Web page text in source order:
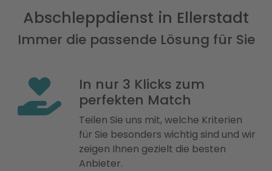
Abschleppdienst in Ellerstadt
Immer die passende Lösung für Sie
In nur 3 Klicks zum
perfekten Match
Teilen Sie uns mit, welche Kriterien
für Sie besonders wichtig sind und wir
zeigen Ihnen gezielt die besten
Anbieter.